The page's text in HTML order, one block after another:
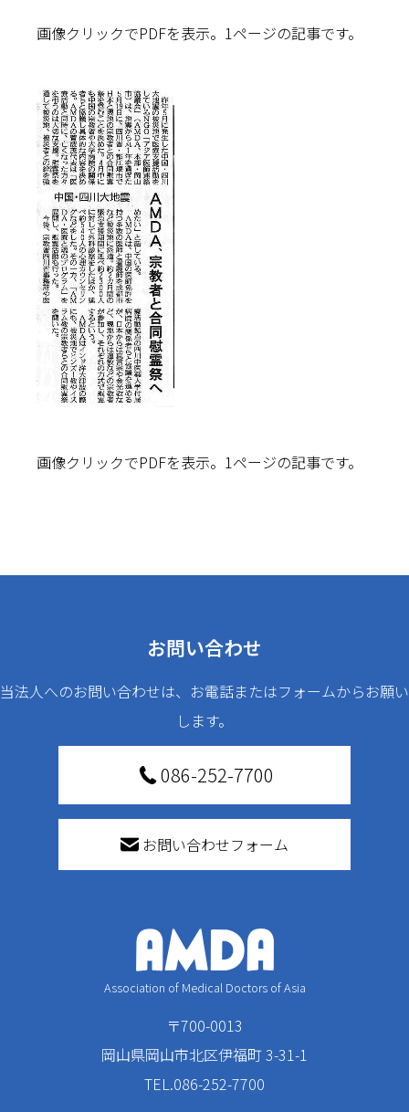
画像クリックでPDFを表示。1ページの記事です。
画像クリックでPDFを表示。1ページの記事です。
お問い合わせ
当法人へのお問い合わせは、お電話またはフォームからお願い
します。
086-252-7700
お問い合わせフォーム
Association of Medical Doctors of Asia
〒700-0013
岡山県岡山市北区伊福町 3-31-1
TEL.086-252-7700